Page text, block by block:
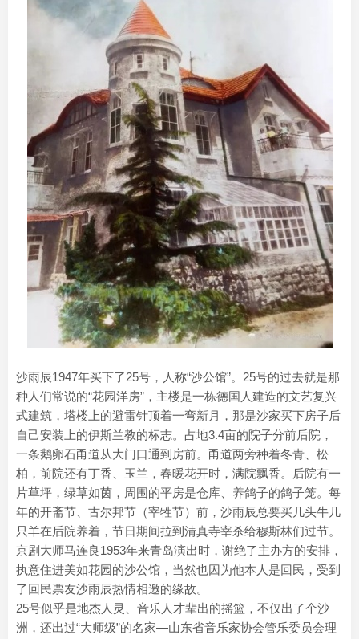
沙雨辰1947年买下了25号，人称“沙公馆”。25号的过去就是那
种人们常说的“花园洋房”，主楼是一栋德国人建造的文艺复兴
式建筑，塔楼上的避雷针顶着一弯新月，那是沙家买下房子后
自己安装上的伊斯兰教的标志。占地3.4亩的院子分前后院，
一条鹅卵石甬道从大门口通到房前。甬道两旁种着冬青、松
柏，前院还有丁香、玉兰，春暖花开时，满院飘香。后院有一
片草坪，绿草如茵，周围的平房是仓库、养鸽子的鸽子笼。每
年的开斋节、古尔邦节（宰牲节）前，沙雨辰总要买几头牛几
只羊在后院养着，节日期间拉到清真寺宰杀给穆斯林们过节。
京剧大师马连良1953年来青岛演出时，谢绝了主办方的安排，
执意住进美如花园的沙公馆，当然也因为他本人是回民，受到
了回民票友沙雨辰热情相邀的缘故。
25号似乎是地杰人灵、音乐人才辈出的摇篮，不仅出了个沙
洲，还出过“大师级”的名家—山东省音乐家协会管乐委员会理